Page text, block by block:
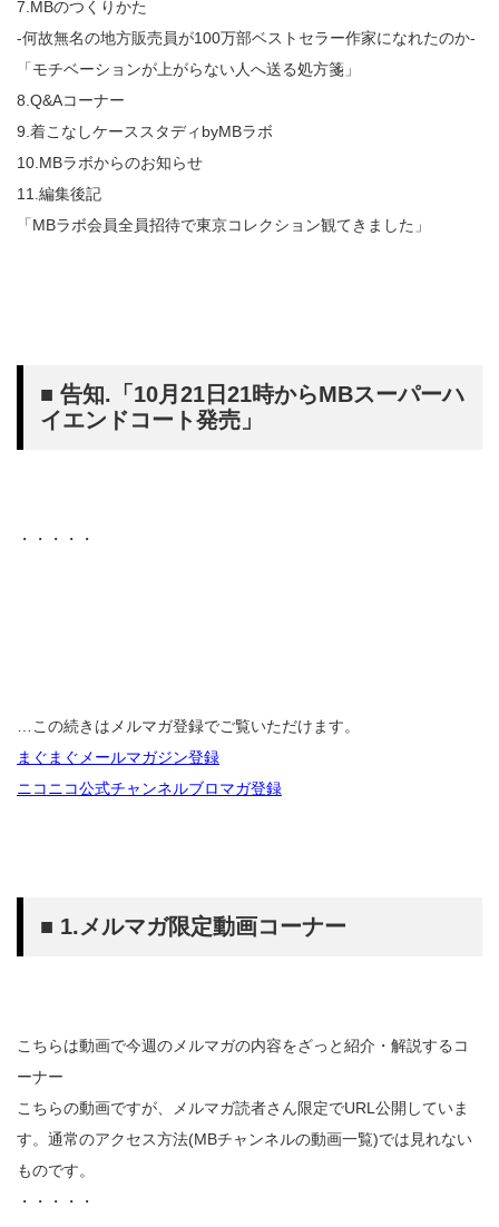
7.MBのつくりかた
-何故無名の地方販売員が100万部ベストセラー作家になれたのか-
「モチベーションが上がらない人へ送る処方箋」
8.Q&Aコーナー
9.着こなしケーススタディbyMBラボ
10.MBラボからのお知らせ
11.編集後記
「MBラボ会員全員招待で東京コレクション観てきました」
■ 告知.「10月21日21時からMBスーパーハ
イエンドコート発売」
・・・・・
…この続きはメルマガ登録でご覧いただけます。
まぐまぐメールマガジン登録
ニコニコ公式チャンネルブロマガ登録
■ 1.メルマガ限定動画コーナー
こちらは動画で今週のメルマガの内容をざっと紹介・解説するコ
ーナー
こちらの動画ですが、メルマガ読者さん限定でURL公開していま
す。通常のアクセス方法(MBチャンネルの動画一覧)では見れない
ものです。
・・・・・